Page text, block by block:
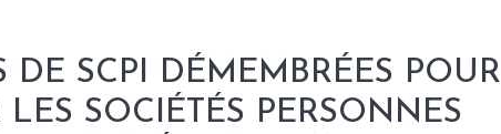
DE SCPI DÉMEMBRÉES POUR
SOCIÉTÉS PERSONNES